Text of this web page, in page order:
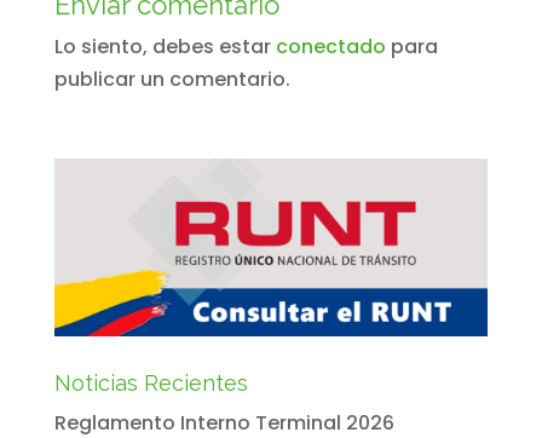
Lo siento, debes estar conectado para
publicar un comentario.
Noticias Recientes
Reglamento Interno Terminal 2026